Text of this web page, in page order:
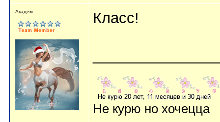
Aкaдeм. Класс!
Не курю но хочецца